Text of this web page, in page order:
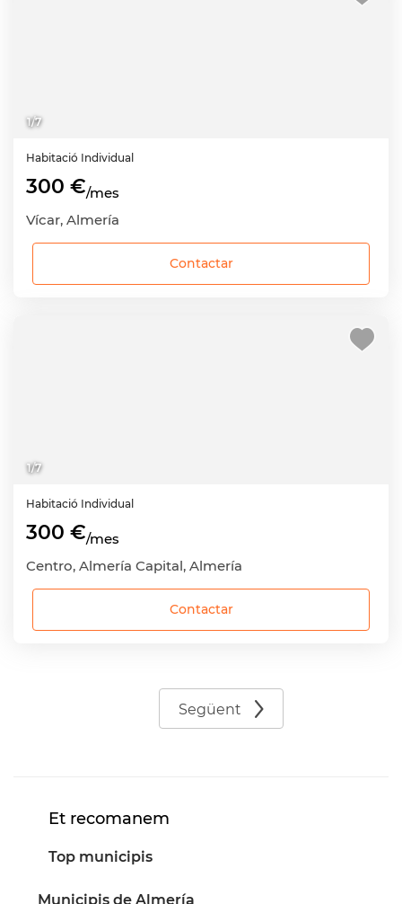
1/7
Habitació Individual
300 €/mes
Vícar, Almería
Contactar
1/7
Habitació Individual
300 €/mes
Centro, Almería Capital, Almería
Contactar
Següent
Et recomanem
Top municipis
Municipis de Almería